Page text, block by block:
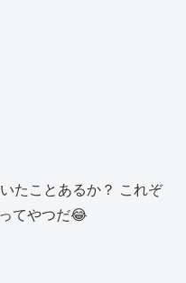
たことあるか？ これぞ
てやつだ😂